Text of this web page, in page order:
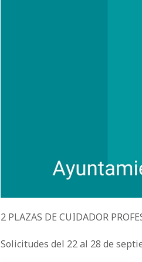
2 PLAZAS DE CUIDADOR
Solicitudes del 22 al 28 de